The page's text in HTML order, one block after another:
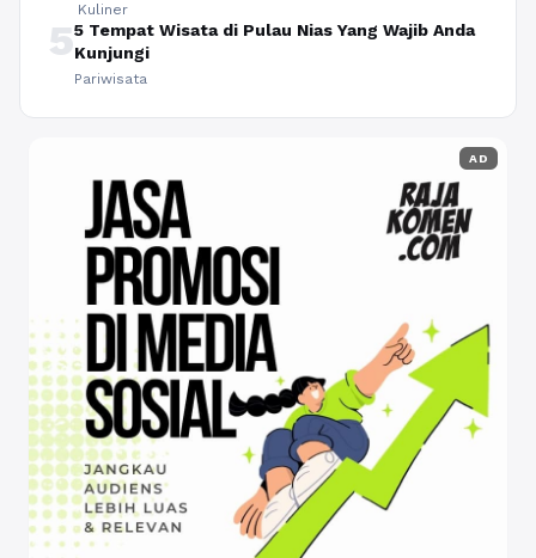
Kuliner
55 Tempat Wisata di Pulau Nias Yang Wajib Anda
Kunjungi
Pariwisata
AD